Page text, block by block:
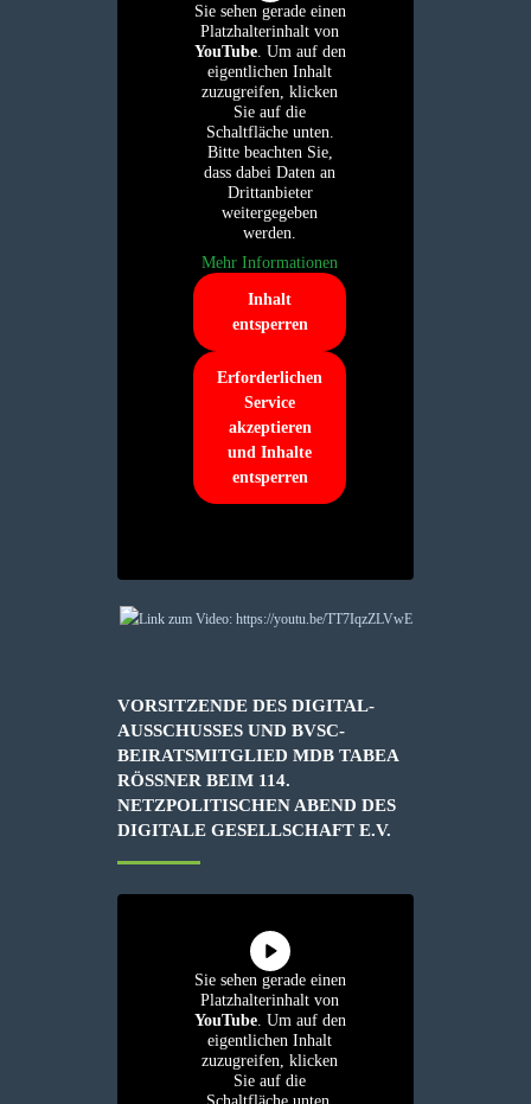
Sie sehen gerade einen
Platzhalterinhalt von
YouTube. Um auf den
eigentlichen Inhalt
zuzugreifen, klicken
Sie auf die
Schaltfläche unten.
Bitte beachten Sie,
dass dabei Daten an
Drittanbieter
weitergegeben
werden.
Mehr Informationen
Inhalt
entsperren
Erforderlichen
Service
akzeptieren
und Inhalte
entsperren
VORSITZENDE DES DIGITAL-
AUSSCHUSSES UND BVSC-
BEIRATSMITGLIED MDB TABEA
RÖSSNER BEIM 114. N
ETZPOLITISCHEN ABEND DES D
IGITALE GESELLSCHAFT E.V.
Sie sehen gerade einen
Platzhalterinhalt von
YouTube. Um auf den
eigentlichen Inhalt
zuzugreifen, klicken
Sie auf die